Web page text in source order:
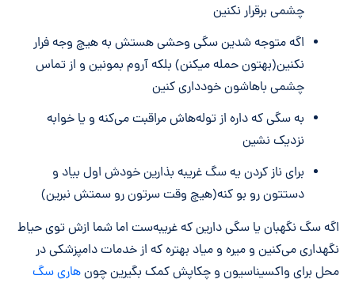
چشمی برقرار نکنین
اگه متوجه شدین سگی وحشی هستش به هیچ وجه فرار
نکنین(بهتون حمله میکنن) بلکه آروم بمونین و از تماس
چشمی باهاشون خودداری کنین
به سگی که داره از توله‌هاش مراقبت می‌کنه و یا خوابه
نزدیک نشین
برای ناز کردن یه سگ غریبه بذارین خودش اول بیاد و
دستتون رو بو کنه(هیچ وقت سرتون رو سمتش نبرین)
اگه سگ نگهبان یا سگی دارین که غریبه‌ست اما شما ازش توی حیاط
نگهداری می‌کنین و میره و میاد بهتره که از خدمات دامپزشکی در
محل برای واکسیناسیون و چکاپش کمک بگیرین چونهاری سگ